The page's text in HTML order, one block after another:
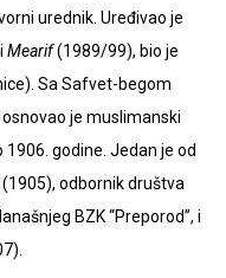
urednik. Uređivao je
Mearif(1989/99), bio je
Sa Safvet-begom
je muslimanski
godine. Jedan je od
odbornik društva
BZK “Preporod”, i